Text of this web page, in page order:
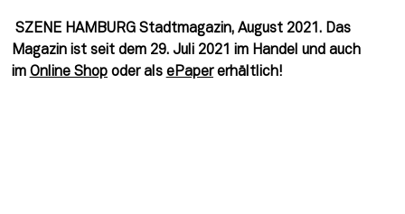
SZENE HAMBURG Stadtmagazin, August 2021. Das
Magazin ist seit dem 29. Juli 2021 im Handel und auch
im Online Shop oder als ePaper erhältlich!